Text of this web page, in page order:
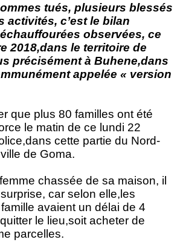
tués, plusieurs blessés
activités, c’est le bilan
observées, ce
2018,dans le territoire de
précisément à Buhene,dans
appelée « version
que plus 80 familles ont été
le matin de ce lundi 22
cette partie du Nord-
de Goma.
chassée de sa maison, il
surprise, car selon elle,les
avaient un délai de 4
le lieu,soit acheter de
parcelles.